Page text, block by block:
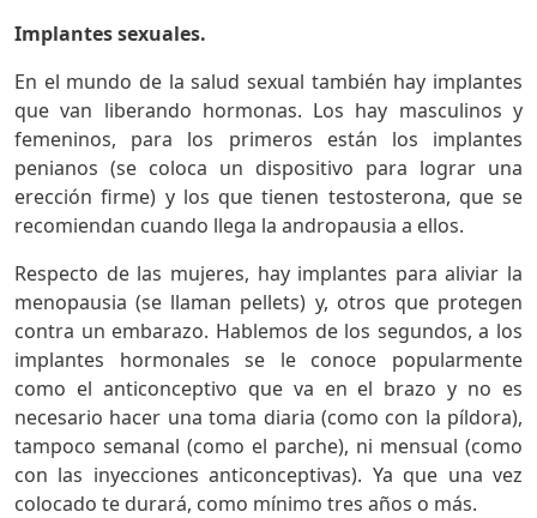
Implantes sexuales.
En el mundo de la salud sexual también hay implantes
que van liberando hormonas. Los hay masculinos y
femeninos, para los primeros están los implantes
penianos (se coloca un dispositivo para lograr una
erección firme) y los que tienen testosterona, que se
recomiendan cuando llega la andropausia a ellos.
Respecto de las mujeres, hay implantes para aliviar la
menopausia (se llaman pellets) y, otros que protegen
contra un embarazo. Hablemos de los segundos, a los
implantes hormonales se le conoce popularmente
como el anticonceptivo que va en el brazo y no es
necesario hacer una toma diaria (como con la píldora),
tampoco semanal (como el parche), ni mensual (como
con las inyecciones anticonceptivas). Ya que una vez
colocado te durará, como mínimo tres años o más.